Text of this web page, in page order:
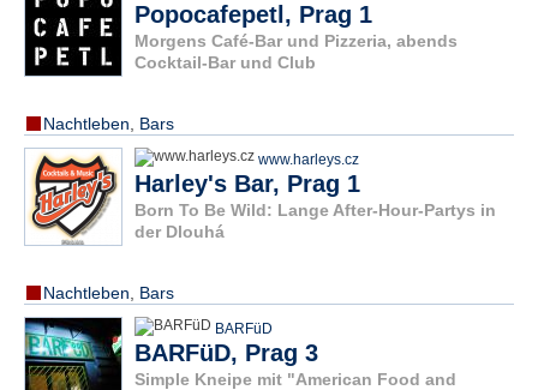
Popocafepetl, Prag 1
Morgens Café-Bar und Pizzeria, abends
Cocktail-Bar und Club
Nachtleben Bars
www.harleys.cz
Harley's Bar, Prag 1
Born To Be Wild: Lange After-Hour-Partys in
der Dlouhá
Nachtleben Bars
BARFüD
BARFüD, Prag 3
Simple Kneipe mit "American Food and